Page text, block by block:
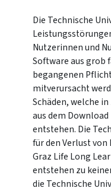
Die Technische
Nutzerinnen und
Software aus grob
begangenen
mitverursacht
Schäden, welche
aus dem
entstehen. Die
für den Verlust von
Graz Life Long
entstehen zu
die Technische